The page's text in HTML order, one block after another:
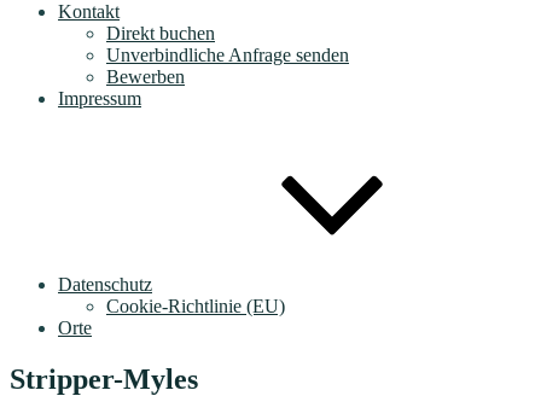
Kontakt
Direkt buchen
Unverbindliche Anfrage senden
Bewerben
Impressum
Datenschutz
Cookie-Richtlinie (EU)
Orte
Stripper-Myles